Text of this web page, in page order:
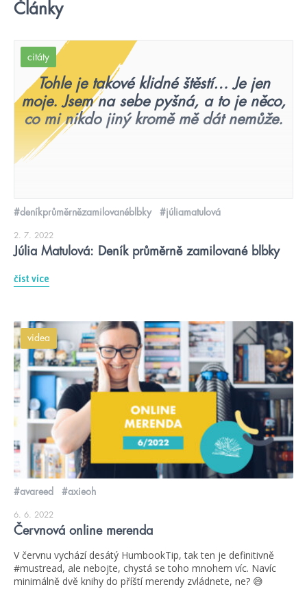
Články
citáty
Tohle je takové klidné štěstí… Je jen
moje. Jsem na sebe pyšná, a to je něco,
co mi nikdo jiný kromě mě dát nemůže.
#deníkprůměrnězamilovanéblbky #júliamatulová
2. 7. 2022
Júlia Matulová: Deník průměrně zamilované blbky
číst více
videa
#avareed #axieoh
6. 6. 2022
Červnová online merenda
V červnu vychází desátý HumbookTip, tak ten je definitivně
#mustread, ale nebojte, chystá se toho mnohem víc. Navíc
minimálně dvě knihy do příští merendy zvládnete, ne? 😅